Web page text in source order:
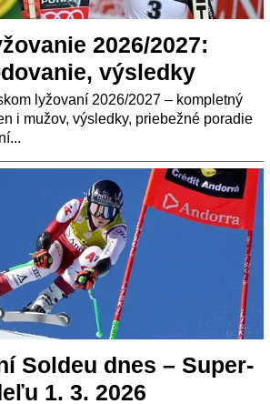
2026/2027:
výsledky
lyžovaní 2026/2027 – kompletný
i mužov, výsledky, priebežné poradie
Soldeu dnes – Super-
1. 3. 2026